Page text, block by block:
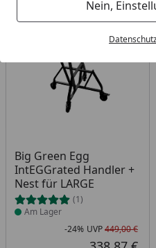
Nein,
Big Green Egg
IntEGGrated Handler +
Nest für LARGE
(1)
Produkt am Lager
Am Lager
-24% UVP449,00 €